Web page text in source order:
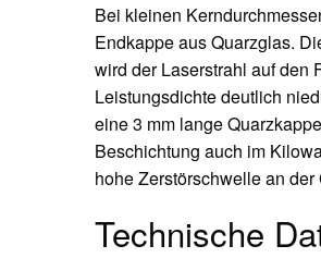
Bei kleinen
Endkappe aus Quarzglas.
wird der Laserstrahl auf den
Leistungsdichte deutlich
eine 3 mm lange
Beschichtung auch im
hohe Zerstörschwelle an
Technische